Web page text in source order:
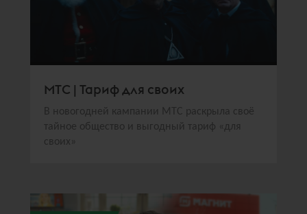
МТС | Тариф для своих
В новогодней кампании МТС раскрыла своё
тайное общество и выгодный тариф «для
своих»